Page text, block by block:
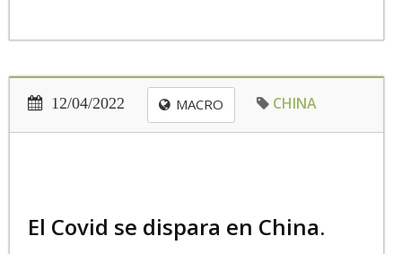
12/04/2022 MACRO CHINA
El Covid se dispara en China.